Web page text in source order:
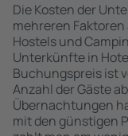
Die Kosten der
mehreren Faktoren
Hostels und
Unterkünfte in
Buchungspreis ist
Anzahl der Gäste
Übernachtungen
mit den günstigen